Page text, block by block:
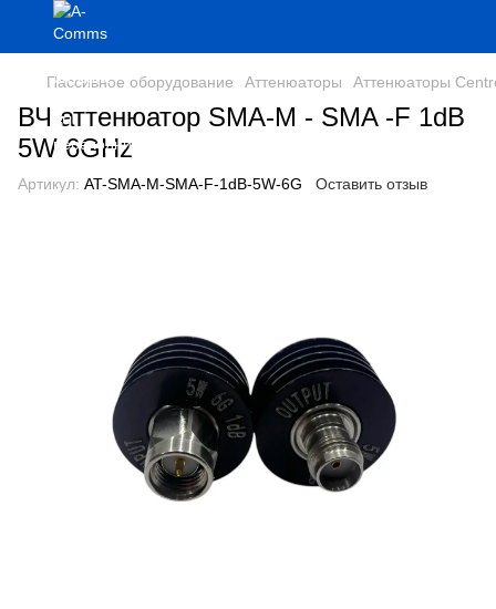
Пассивное оборудование Аттенюаторы Аттенюаторы
ВЧ аттенюатор SMA-M - SMA -F 1dB
5W 6GHz
Артикул: AT-SMA-M-SMA-F-1dB-5W-6G Оставить отзыв